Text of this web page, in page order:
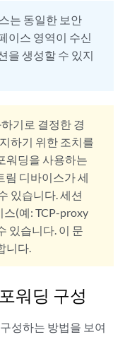
는 동일한 보안
이스 영역이 수신
을 생성할 수 있지
기로 결정한 경
하기 위한 조치를
워딩을 사용하는
림 디바이스가 세
있습니다. 세션
(예: TCP-proxy
있습니다. 이 문
니다.
워딩 구성
성하는 방법을 보여